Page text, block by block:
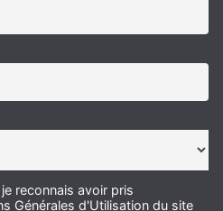
reconnais avoir pris
Générales d'Utilisation du site